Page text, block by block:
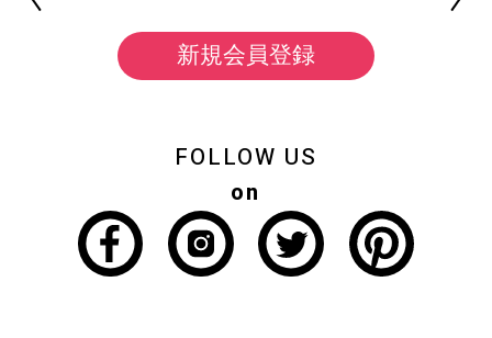
新規会員登録
FOLLOW US
on